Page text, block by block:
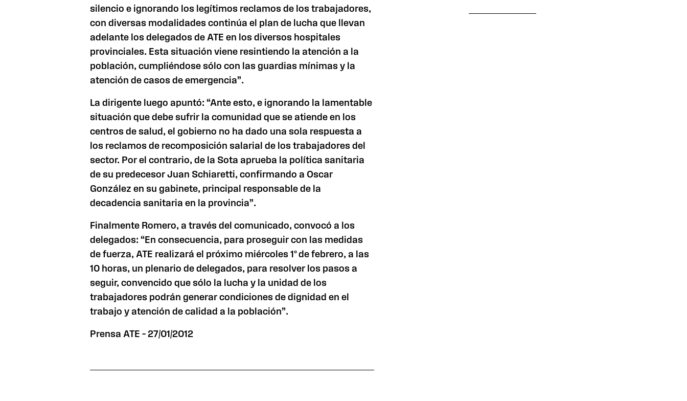
silencio e ignorando los legítimos reclamos de los trabajadores,
con diversas modalidades continúa el plan de lucha que llevan
adelante los delegados de ATE en los diversos hospitales
provinciales. Esta situación viene resintiendo la atención a la
población, cumpliéndose sólo con las guardias mínimas y la
atención de casos de emergencia”.
La dirigente luego apuntó: “Ante esto, e ignorando la lamentable
situación que debe sufrir la comunidad que se atiende en los
centros de salud, el gobierno no ha dado una sola respuesta a
los reclamos de recomposición salarial de los trabajadores del
sector. Por el contrario, de la Sota aprueba la política sanitaria
de su predecesor Juan Schiaretti, confirmando a Oscar
González en su gabinete, principal responsable de la
decadencia sanitaria en la provincia”.
Finalmente Romero, a través del comunicado, convocó a los
delegados: “En consecuencia, para proseguir con las medidas
de fuerza, ATE realizará el próximo miércoles 1º de febrero, a las
10 horas, un plenario de delegados, para resolver los pasos a
seguir, convencido que sólo la lucha y la unidad de los
trabajadores podrán generar condiciones de dignidad en el
trabajo y atención de calidad a la población”.
Prensa ATE – 27/01/2012